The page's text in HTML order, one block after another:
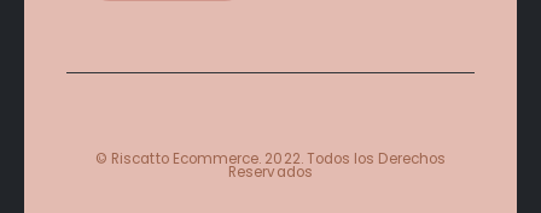
© Riscatto Ecommerce. 2022. Todos los Derechos
Reservados